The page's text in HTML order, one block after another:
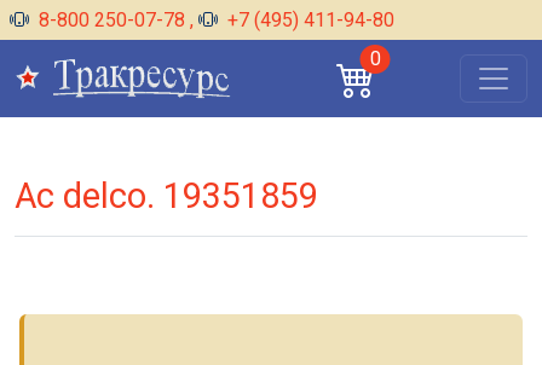
8-800 250-07-78 ,
+7 (495) 411-94-80
0
Ac delco. 19351859